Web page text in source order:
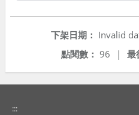
下架日期： Invalid
最
點閱數： 96 |
:::